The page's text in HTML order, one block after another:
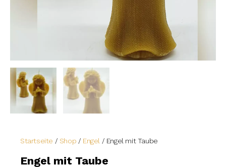
Startseite / Shop / Engel / Engel mit Taube
Engel mit Taube